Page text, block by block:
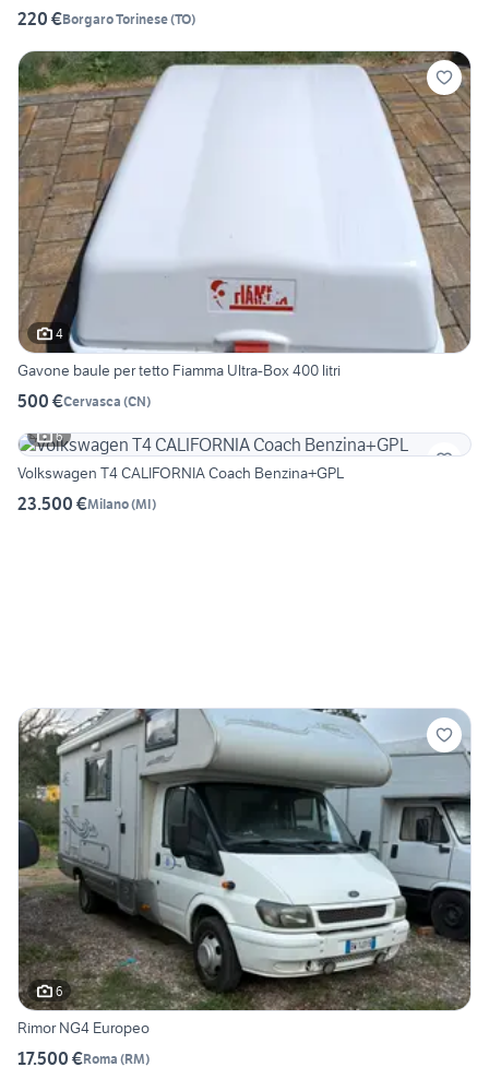
220 €Borgaro Torinese(TO)
4
Gavone baule per tetto Fiamma Ultra-Box 400 litri
500 €Cervasca (CN)
6
Volkswagen T4 CALIFORNIA Coach Benzina+GPL
23.500 €Milano(MI)
6
Rimor NG4 Europeo
17.500 €Roma (RM)